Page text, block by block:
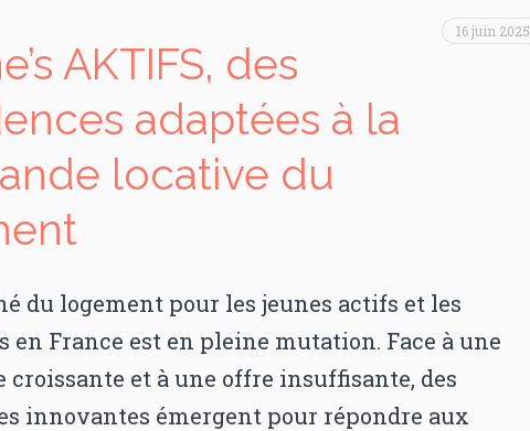
AKTIFS, des
adaptées à la
locative du
16 juin 2025
du logement pour les jeunes actifs et les
en France est en pleine mutation. Face à une
croissante et à une offre insuffisante, des
innovantes émergent pour répondre aux